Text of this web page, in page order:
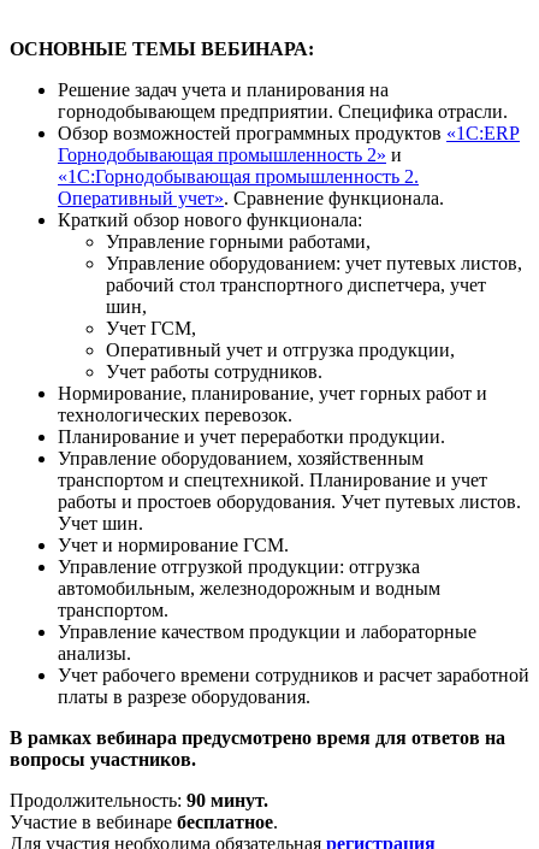
ОСНОВНЫЕ ТЕМЫ ВЕБИНАРА:
Решение задач учета и планирования на
горнодобывающем предприятии. Специфика отрасли.
Обзор возможностей программных продуктов «1С:ERP
Горнодобывающая промышленность 2» и
«1С:Горнодобывающая промышленность 2.
Оперативный учет». Сравнение функционала.
Краткий обзор нового функционала:
Управление горными работами,
Управление оборудованием: учет путевых листов,
рабочий стол транспортного диспетчера, учет
шин,
Учет ГСМ,
Оперативный учет и отгрузка продукции,
Учет работы сотрудников.
Нормирование, планирование, учет горных работ и
технологических перевозок.
Планирование и учет переработки продукции.
Управление оборудованием, хозяйственным
транспортом и спецтехникой. Планирование и учет
работы и простоев оборудования. Учет путевых листов.
Учет шин.
Учет и нормирование ГСМ.
Управление отгрузкой продукции: отгрузка
автомобильным, железнодорожным и водным
транспортом.
Управление качеством продукции и лабораторные
анализы.
Учет рабочего времени сотрудников и расчет заработной
платы в разрезе оборудования.
В рамках вебинара предусмотрено время для ответов на
вопросы участников.
Продолжительность: 90 минут.
Участие в вебинаре бесплатное.
Для участия необходима обязательная регистрация